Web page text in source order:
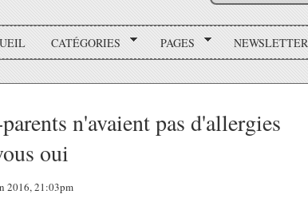
CATÉGORIES PAGES NEWSLETTER
n'avaient pas d'allergies
oui
2016, 21:03pm